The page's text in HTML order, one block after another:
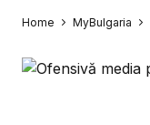
Home MyBulgaria